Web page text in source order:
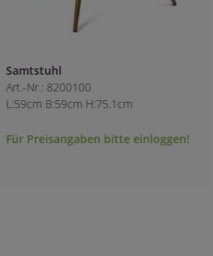
Samtstuhl
Art.-Nr.: 8200100
L:59cm B:59cm H:75.1cm
Für Preisangaben bitte einloggen!